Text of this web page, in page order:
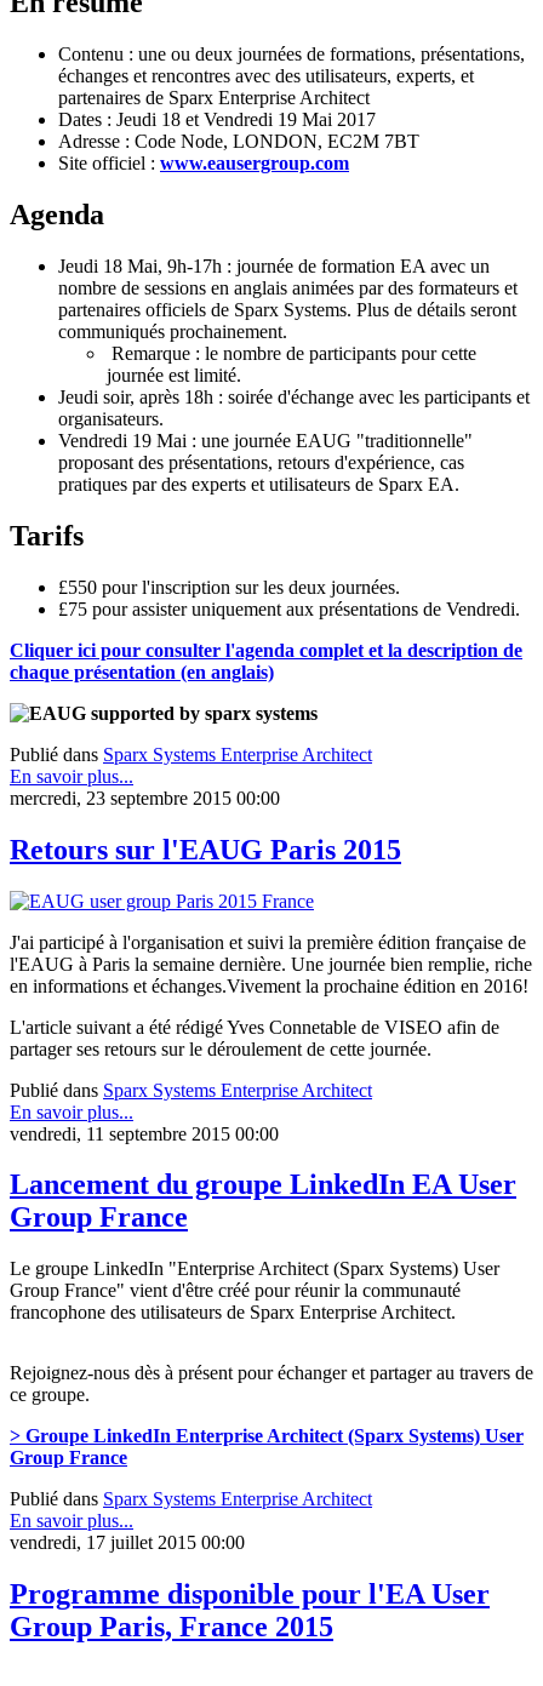
Contenu : une ou deux journées de formations, présentations,
échanges et rencontres avec des utilisateurs, experts, et
partenaires de Sparx Enterprise Architect
Dates : Jeudi 18 et Vendredi 19 Mai 2017
Adresse : Code Node, LONDON, EC2M 7BT
Site officiel : www.eausergroup.com
Agenda
Jeudi 18 Mai, 9h-17h : journée de formation EA avec un
nombre de sessions en anglais animées par des formateurs et
partenaires officiels de Sparx Systems. Plus de détails seront
communiqués prochainement.
Remarque : le nombre de participants pour cette
journée est limité.
Jeudi soir, après 18h : soirée d'échange avec les participants et
organisateurs.
Vendredi 19 Mai : une journée EAUG "traditionnelle"
proposant des présentations, retours d'expérience, cas
pratiques par des experts et utilisateurs de Sparx EA.
Tarifs
£550 pour l'inscription sur les deux journées.
£75 pour assister uniquement aux présentations de Vendredi.
Cliquer ici pour consulter l'agenda complet et la description de
chaque présentation (en anglais)
Publié dans Sparx Systems Enterprise Architect
En savoir plus...
mercredi, 23 septembre 2015 00:00
Retours sur l'EAUG Paris 2015
J'ai participé à l'organisation et suivi la première édition française de
l'EAUG à Paris la semaine dernière. Une journée bien remplie, riche
en informations et échanges.Vivement la prochaine édition en 2016!
L'article suivant a été rédigé Yves Connetable de VISEO afin de
partager ses retours sur le déroulement de cette journée.
Publié dans Sparx Systems Enterprise Architect
En savoir plus...
vendredi, 11 septembre 2015 00:00
Lancement du groupe LinkedIn EA User
Group France
Le groupe LinkedIn "Enterprise Architect (Sparx Systems) User
Group France" vient d'être créé pour réunir la communauté
francophone des utilisateurs de Sparx Enterprise Architect.
Rejoignez-nous dès à présent pour échanger et partager au travers de
ce groupe.
> Groupe LinkedIn Enterprise Architect (Sparx Systems) User
Group France
Publié dans Sparx Systems Enterprise Architect
En savoir plus...
vendredi, 17 juillet 2015 00:00
Programme disponible pour l'EA User
Group Paris, France 2015